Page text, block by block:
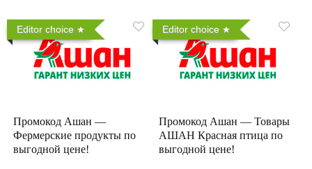
Editor choice
Промокод Ашан —
Фермерские продукты по
выгодной цене!
Editor choice
Промокод Ашан — Товары
АШАН Красная птица по
выгодной цене!